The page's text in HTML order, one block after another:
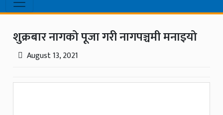
शुक्रबार नागको पूजा गरी नागपञ्चमी मनाइयो
August 13, 2021